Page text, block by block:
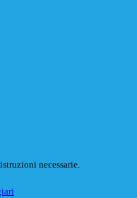
necessarie.